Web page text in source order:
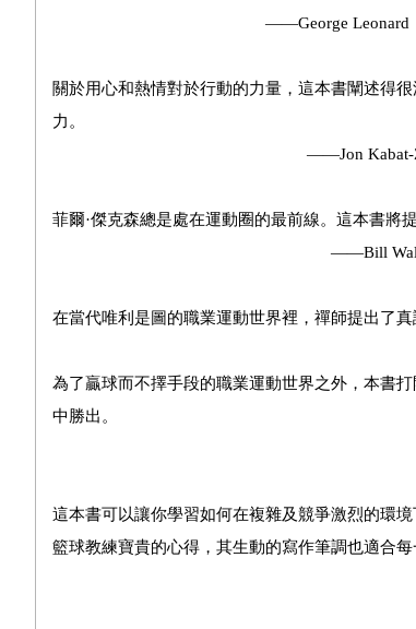
——George Leonard
關於用心和熱情對於行動的力量，這本書闡述得
力。
——Jon Kabat-Zinn 麻薩諸
菲爾·傑克森總是處在運動圈的最前線。這本書將
——Bill Walton NBA最有
在當代唯利是圖的職業運動世界裡，禪師提出了真
——《時
為了贏球而不擇手段的職業運動世界之外，本書
中勝出。
——《采
這本書可以讓你學習如何在複雜及競爭激烈的環
籃球教練寶貴的心得，其生動的寫作筆調也適合每
——Wardheer